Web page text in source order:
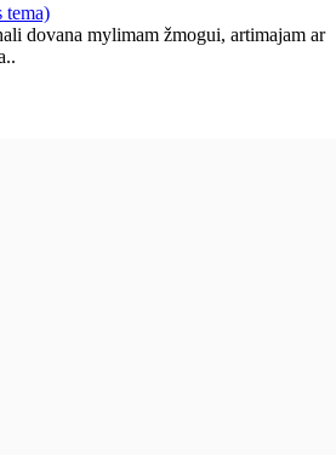
tema)
dovana mylimam žmogui, artimajam ar